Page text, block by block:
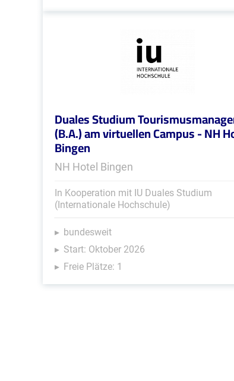
Duales Studium
(B.A.) am virtuellen Campus - NH
Bingen
NH Hotel Bingen
In Kooperation mit IU Duales Studium
(Internationale Hochschule)
bundesweit
Start: Oktober 2026
Freie Plätze: 1